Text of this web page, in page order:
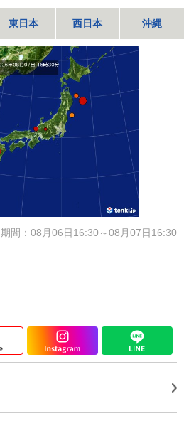
東日本 西日本 沖縄
期間：08月06日16:30～08月07日16:30